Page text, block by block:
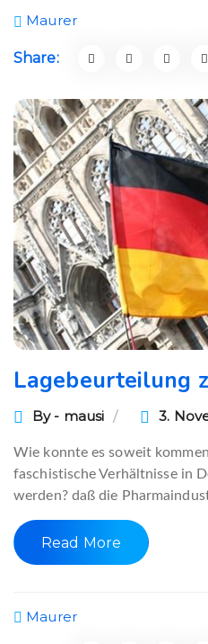
Maurer
Share:
Lagebeurteilung
By - mausi 3.
Wie konnte es soweit
faschistische Verhältnisse in
werden? daß die
Read More
Maurer